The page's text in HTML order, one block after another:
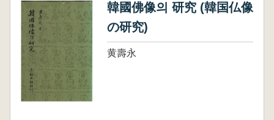
韓國佛像의 研究 (韓国仏像
の研究)
黄壽永